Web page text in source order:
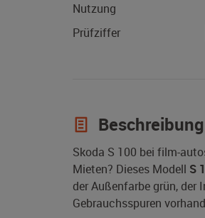
Nutzung
Prüfziffer
Beschreibung
Skoda S 100 bei film-
Mieten? Dieses Modell S
der Außenfarbe grün, der
Gebrauchsspuren